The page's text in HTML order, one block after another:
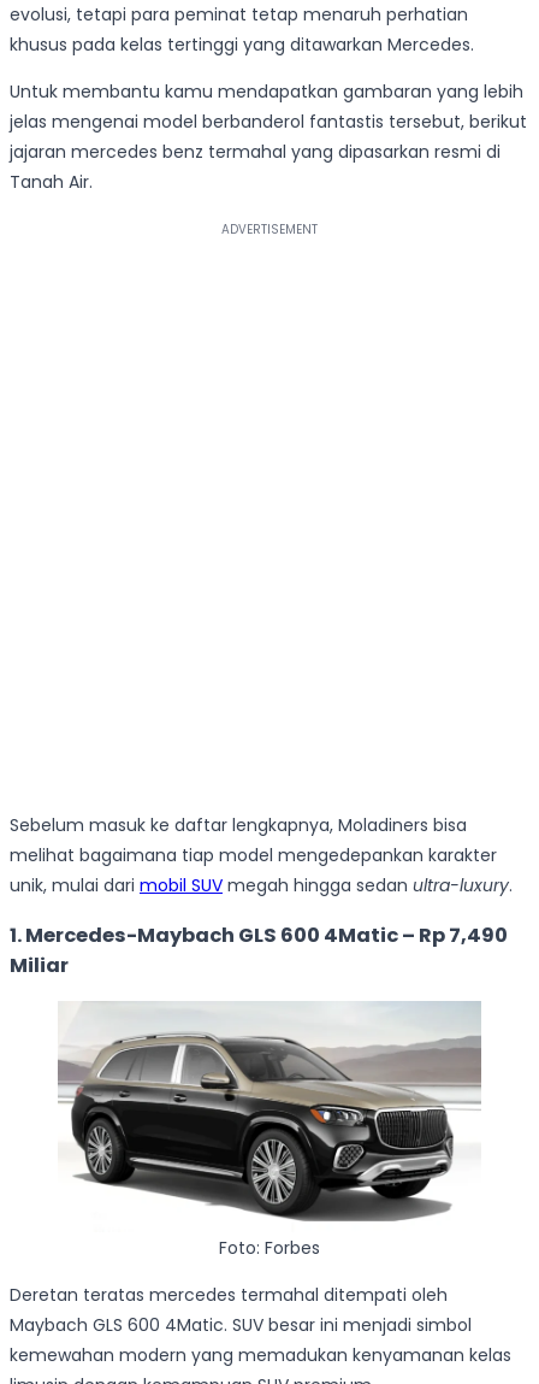
evolusi, tetapi para peminat tetap menaruh perhatian
khusus pada kelas tertinggi yang ditawarkan Mercedes.
Untuk membantu kamu mendapatkan gambaran yang lebih
jelas mengenai model berbanderol fantastis tersebut, berikut
jajaran mercedes benz termahal yang dipasarkan resmi di
Tanah Air.
Sebelum masuk ke daftar lengkapnya, Moladiners bisa
melihat bagaimana tiap model mengedepankan karakter
unik, mulai dari mobil SUV megah hingga sedan ultra-luxury.
1. Mercedes-Maybach GLS 600 4Matic – Rp 7,490
Miliar
Foto: Forbes
Deretan teratas mercedes termahal ditempati oleh
Maybach GLS 600 4Matic. SUV besar ini menjadi simbol
kemewahan modern yang memadukan kenyamanan kelas